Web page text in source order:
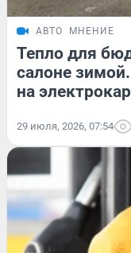
АВТО МНЕНИЕ
Тепло для
салоне
на
29 июля, 2026, 07:54